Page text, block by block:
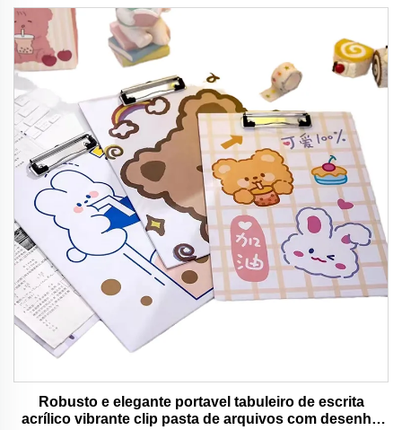
Robusto e elegante portavel tabuleiro de escrita
acrílico vibrante clip pasta de arquivos com desenho